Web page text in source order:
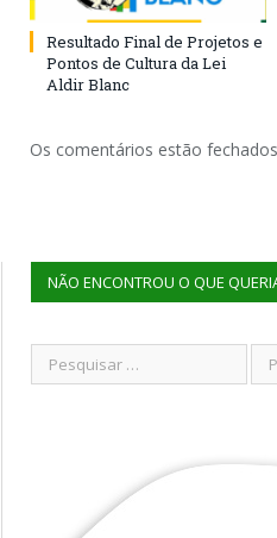
Resultado Final de Projetos e
Pontos de Cultura da Lei
Aldir Blanc
Os comentários estão
NÃO ENCONTROU O QUE